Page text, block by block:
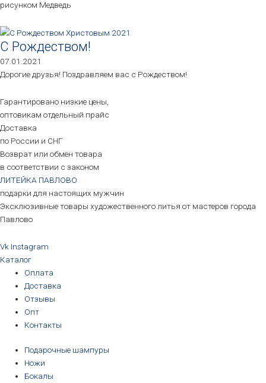
рисунком Медведь
С Рождеством!
07.01.2021
Дорогие друзья! Поздравляем вас с Рождеством!
Гарантировано низкие цены,
оптовикам отдельный прайс
Доставка
по России и СНГ
Возврат или обмен товара
в соответствии с законом
ЛИТЕЙКА ПАВЛОВО
подарки для настоящих мужчин
Эксклюзивные товары художественного литья от мастеров города
Павлово
Vk Instagram
Каталог
Оплата
Доставка
Отзывы
Опт
Контакты
Подарочные шампуры
Ножи
Бокалы